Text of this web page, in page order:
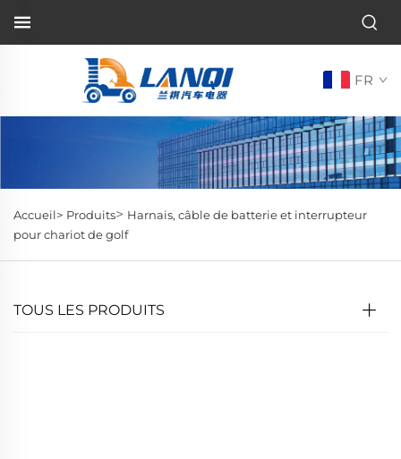
FR
Accueil> Produits> Harnais, câble de batterie et interrupteur
pour chariot de golf
TOUS LES PRODUITS